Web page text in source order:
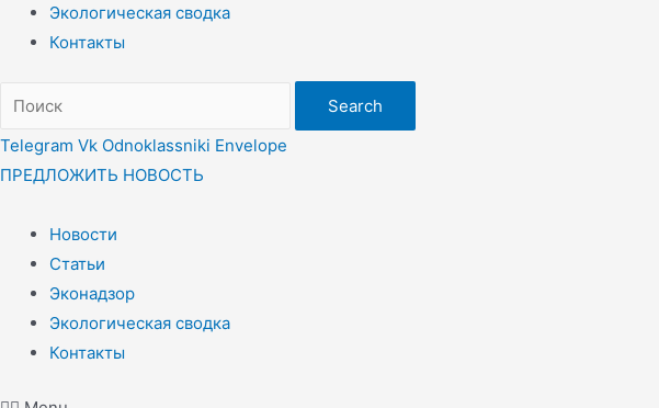
Экологическая сводка
Контакты
Search
Telegram Vk Odnoklassniki Envelope
ПРЕДЛОЖИТЬ НОВОСТЬ
Новости
Статьи
Эконадзор
Экологическая сводка
Контакты